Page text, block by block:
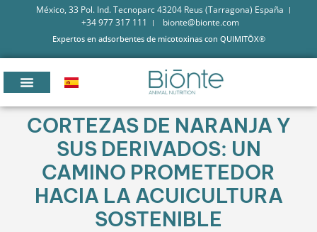
México, 33 Pol. Ind. Tecnoparc 43204 Reus (Tarragona) España
+34 977 317 111
bionte@bionte.com
Expertos en adsorbentes de micotoxinas con QUIMITŌX®
CORTEZAS DE NARANJA Y
SUS DERIVADOS: UN
CAMINO PROMETEDOR
HACIA LA ACUICULTURA
SOSTENIBLE